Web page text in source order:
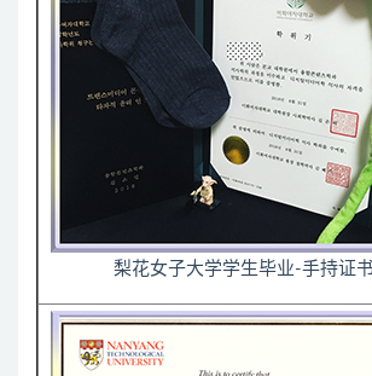
梨花女子大学学生毕业-手持证